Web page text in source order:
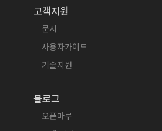
고객지원
문서
사용자가이드
기술지원
블로그
오픈마루